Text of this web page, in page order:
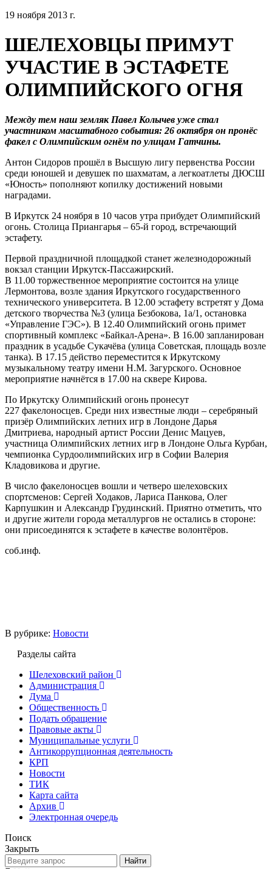
19 ноября 2013 г.
ШЕЛЕХОВЦЫ ПРИМУТ
УЧАСТИЕ В ЭСТАФЕТЕ
ОЛИМПИЙСКОГО ОГНЯ
Между тем наш земляк Павел Колычев уже стал
участником масштабного события: 26 октября он пронёс
факел с Олимпийским огнём по улицам Гатчины.
Антон Сидоров прошёл в Высшую лигу первенства России
среди юношей и девушек по шахматам, а легкоатлеты ДЮСШ
«Юность» пополняют копилку достижений новыми
наградами.
В Иркутск 24 ноября в 10 часов утра прибудет Олимпийский
огонь. Столица Приангарья – 65-й город, встречающий
эстафету.
Первой праздничной площадкой станет железнодорожный
вокзал станции Иркутск-Пассажирский.
В 11.00 торжественное мероприятие состоится на улице
Лермонтова, возле здания Иркутского государственного
технического университета. В 12.00 эстафету встретят у Дома
детского творчества №3 (улица Безбокова, 1а/1, остановка
«Управление ГЭС»). В 12.40 Олимпийский огонь примет
спортивный комплекс «Байкал-Арена». В 16.00 запланирован
праздник в усадьбе Сукачёва (улица Советская, площадь возле
танка). В 17.15 действо переместится к Иркутскому
музыкальному театру имени Н.М. Загурского. Основное
мероприятие начнётся в 17.00 на сквере Кирова.
По Иркутску Олимпийский огонь пронесут
227 факелоносцев. Среди них известные люди – серебряный
призёр Олимпийских летних игр в Лондоне Дарья
Дмитриева, народный артист России Денис Мацуев,
участница Олимпийских летних игр в Лондоне Ольга Курбан,
чемпионка Сурдоолимпийских игр в Софии Валерия
Кладовикова и другие.
В число факелоносцев вошли и четверо шелеховских
спортсменов: Сергей Ходаков, Лариса Панкова, Олег
Карпушкин и Александр Грудинский. Приятно отметить, что
и другие жители города металлургов не остались в стороне:
они присоединятся к эстафете в качестве волонтёров.
соб.инф.
В рубрике: Новости
Разделы сайта
Шелеховский район
Администрация
Дума
Общественность
Подать обращение
Правовые акты
Муниципальные услуги
Антикоррупционная деятельность
КРП
Новости
ТИК
Карта сайта
Архив
Электронная очередь
Поиск
Закрыть
Найти